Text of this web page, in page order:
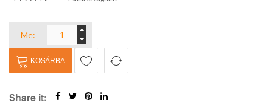
Me:
KOSÁRBA
Share it: